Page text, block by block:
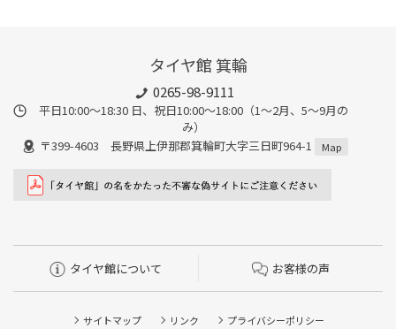
タイヤ館 箕輪
0265-98-9111
平日10:00～18:30 日、祝日10:00～18:00（1～2月、5～9月の
み）
〒399-4603 長野県上伊那郡箕輪町大字三日町964-1
Map
タイヤ館について お客様の声
サイトマップ リンク
プライバシーポリシー